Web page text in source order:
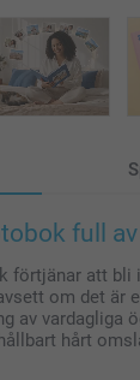
full
förtjänar att
om det är
av
hårt